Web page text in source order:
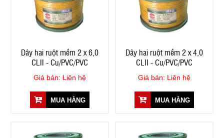
Dây hai ruột mềm 2 x 6,0
CLII - Cu/PVC/PVC
Giá bán: Liên hệ
MUA HÀNG
Dây hai ruột mềm 2 x 4,0
CLII - Cu/PVC/PVC
Giá bán: Liên hệ
MUA HÀNG